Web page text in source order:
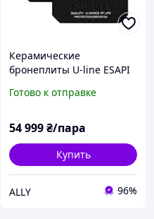
Керамические
бронеплиты U-line ESAPI
2,9 кг Размер 25 на 30 см
Готово к отправке
54 999₴/пара
Купить
ALLY 96%